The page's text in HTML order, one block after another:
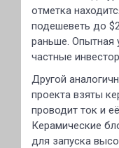
отметка
подешеветь до
раньше. Опытная
частные
Другой
проекта взяты
проводит ток и
Керамические
для запуска